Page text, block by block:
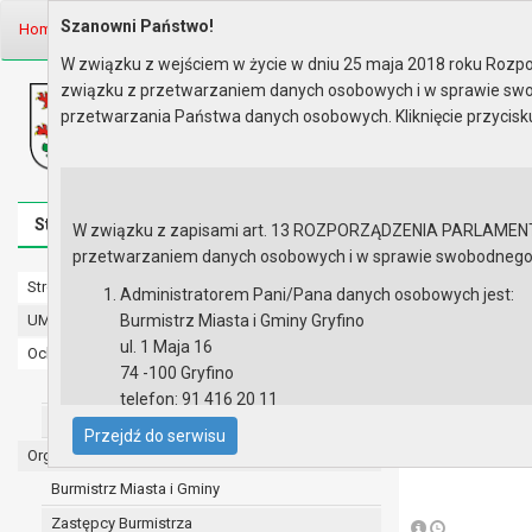
Home Informacje Jak załatwić sprawę
Biuletyn Informacji Publicznej
Urząd Miasta i Gminy w Gryfinie
Strona główna Mapa serwisu Aktualności
Strona główna
UMiG - telefony wewnętrzne
Ochrona danych osobowych
Urząd Miasta i Gminy w Gryfinie
Straż Miejska
Organy
Burmistrz Miasta i Gminy
Zastępcy Burmistrza
Jak
Szanowni Państwo!
W związku z wejściem w życie w dniu 25 maja 2018 roku
związku z przetwarzaniem danych osobowych i w sprawie
przetwarzania Państwa danych osobowych. Kliknięcie
W związku z zapisami art. 13 ROZPORZĄDZENIA
przetwarzaniem danych osobowych i w sprawie
Administratorem Pani/Pana danych osobowych jest:
Burmistrz Miasta i Gminy Gryfino
ul. 1 Maja 16
74 -100 Gryfino
telefon: 91 416 20 11
e-mail:
burmistrz@gryfino.pl
Dane kontaktowe Inspektora Ochrony Danych:
e-mail:iod@gryfino.pl
Przejdź do serwisu